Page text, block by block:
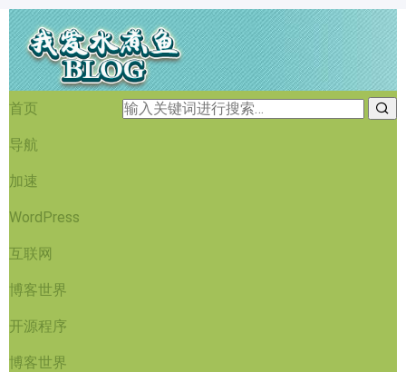
首页
导航
加速
WordPress
互联网
博客世界
开源程序
博客世界